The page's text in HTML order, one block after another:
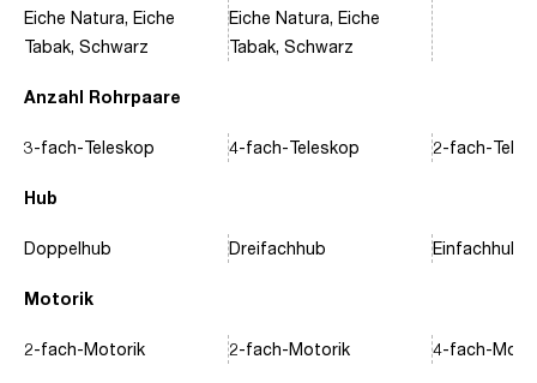
Anzahl Rohrpaare
Hub
Motorik
Eiche Natura, Eiche
Tabak, Schwarz
3-fach-Teleskop
Doppelhub
2-fach-Motorik
Eiche Natura, Eiche
Tabak, Schwarz
4-fach-Teleskop
Dreifachhub
2-fach-Motorik
2-fach-
Einfachhub
4-fach-